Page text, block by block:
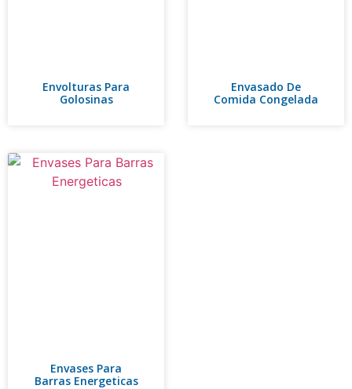
Envolturas Para
Golosinas
Envasado De
Comida Congelada
Envases Para
Barras Energeticas